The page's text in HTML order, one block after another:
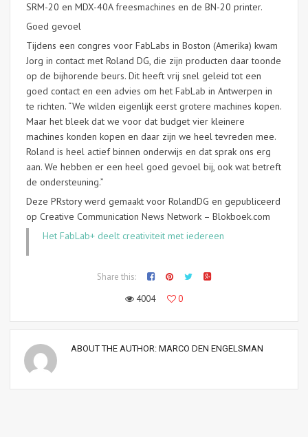
SRM-20 en MDX-40A freesmachines en de BN-20 printer.
Goed gevoel
Tijdens een congres voor FabLabs in Boston (Amerika) kwam
Jorg in contact met Roland DG, die zijn producten daar toonde
op de bijhorende beurs. Dit heeft vrij snel geleid tot een
goed contact en een advies om het FabLab in Antwerpen in
te richten. “We wilden eigenlijk eerst grotere machines kopen.
Maar het bleek dat we voor dat budget vier kleinere
machines konden kopen en daar zijn we heel tevreden mee.
Roland is heel actief binnen onderwijs en dat sprak ons erg
aan. We hebben er een heel goed gevoel bij, ook wat betreft
de ondersteuning.”
Deze PRstory werd gemaakt voor RolandDG en gepubliceerd
op Creative Communication News Network – Blokboek.com
Het FabLab+ deelt creativiteit met iedereen
Share this:
4004
0
ABOUT THE AUTHOR: MARCO DEN ENGELSMAN